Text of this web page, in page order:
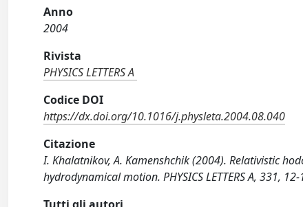
Anno
2004
Rivista
PHYSICS LETTERS A
Codice DOI
https://dx.doi.org/10.1016/j.physleta.2004.08.040
Citazione
I. Khalatnikov, A. Kamenshchik (2004). Relativistic
hydrodynamical motion. PHYSICS LETTERS A, 331,